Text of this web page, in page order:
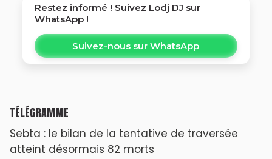
Restez informé ! Suivez Lodj DJ sur
WhatsApp !
Suivez-nous sur WhatsApp
TÉLÉGRAMME
Sebta : le bilan de la tentative de traversée
atteint désormais 82 morts